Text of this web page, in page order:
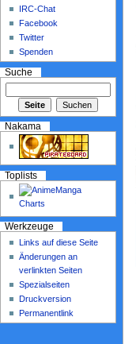
IRC-Chat
Facebook
Twitter
Spenden
Suche
Nakama
Toplists
Werkzeuge
Links auf diese Seite
Änderungen an
verlinkten Seiten
Spezialseiten
Druckversion
Permanentlink